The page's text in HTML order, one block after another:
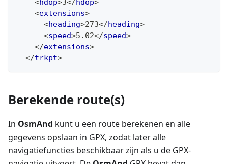
<hdop>3</hdop>
<extensions>
<heading>273</heading>
<speed>5.02</speed>
</extensions>
</trkpt>
Berekende route(s)
In OsmAnd kunt u een route berekenen en alle
gegevens opslaan in GPX, zodat later alle
navigatiefuncties beschikbaar zijn als u de GPX-